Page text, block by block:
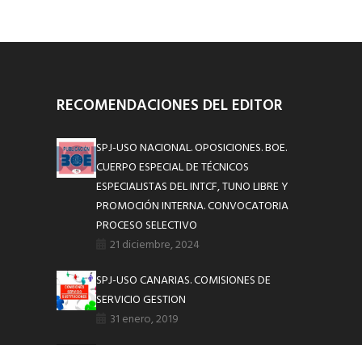
RECOMENDACIONES DEL EDITOR
SPJ-USO NACIONAL. OPOSICIONES. BOE.
CUERPO ESPECIAL DE TÉCNICOS
ESPECIALISTAS DEL INTCF, TUNO LIBRE Y
PROMOCIÓN INTERNA. CONVOCATORIA
PROCESO SELECTIVO
21 diciembre, 2024
SPJ-USO CANARIAS. COMISIONES DE
SERVICIO GESTION
31 enero, 2019